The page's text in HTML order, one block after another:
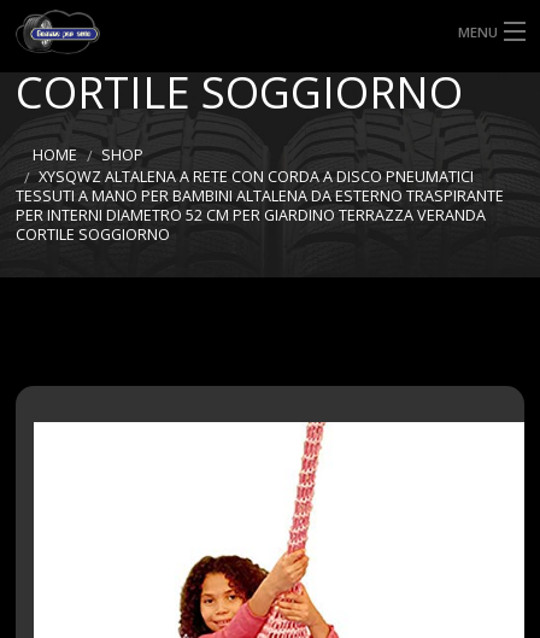
MENU
HOME
TIPI DI GOMME
MISURE GOMME
TERRAZZA VERANDA
CORTILE SOGGIORNO
HOME
SHOP
XYSQWZ ALTALENA A RETE CON CORDA A DISCO PNEUMATICI
TESSUTI A MANO PER BAMBINI ALTALENA DA ESTERNO TRASPIRANTE
PER INTERNI DIAMETRO 52 CM PER GIARDINO TERRAZZA VERANDA
CORTILE SOGGIORNO